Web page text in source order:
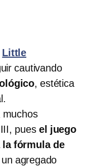
Little
cautivando
, estética
muchos
pues el juego
la fórmula de
agregado